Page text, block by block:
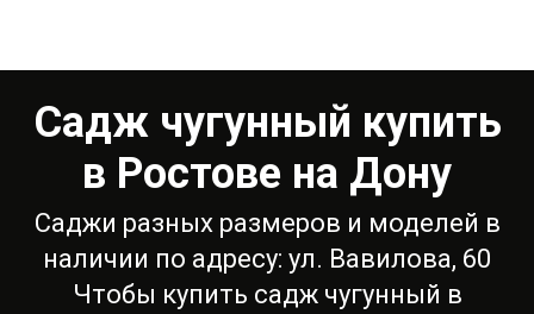
Садж чугунный купить
в Ростове на Дону
Саджи разных размеров и моделей в
наличии по адресу: ул. Вавилова, 60
Чтобы купить садж чугунный в